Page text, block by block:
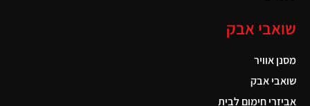
שואבי אבק
מסנן אוויר
שואבי אבק
אביזרי חימום לבית